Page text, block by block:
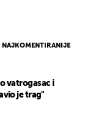
NAJKOMENTIRANIJE
vatrogasac i
je trag"